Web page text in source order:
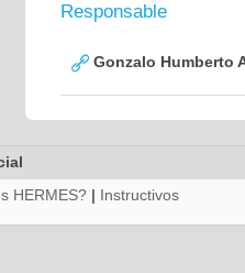
Responsable
Gonzalo Humberto
HERMES? | Instructivos